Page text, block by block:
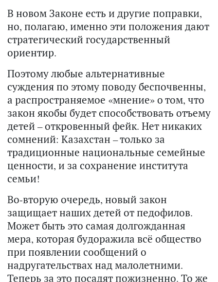
В новом Законе есть и другие поправки,
но, полагаю, именно эти положения дают
стратегический государственный
ориентир.
Поэтому любые альтернативные
суждения по этому поводу беспочвенны,
а распространяемое «мнение» о том, что
закон якобы будет способствовать отъему
детей – откровенный фейк. Нет никаких
сомнений: Казахстан – только за
традиционные национальные семейные
ценности, и за сохранение института
семьи!
Во-вторую очередь, новый закон
защищает наших детей от педофилов.
Может быть это самая долгожданная
мера, которая будоражила всё общество
при появлении сообщений о
надругательствах над малолетними.
Теперь за это посадят пожизненно. То же